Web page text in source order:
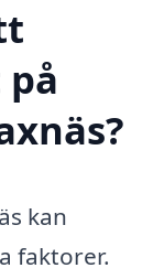
kan
faktorer.